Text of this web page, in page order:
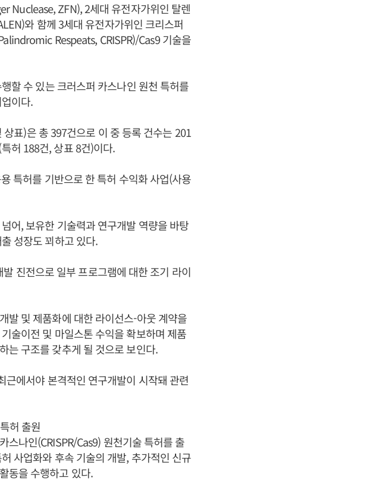
Nuclease, ZFN), 2세대 유전자가위인 탈렌
와 함께 3세대 유전자가위인 크리스퍼
Respeats, CRISPR)/Cas9 기술을
할 수 있는 크러스퍼 카스나인 원천 특허를
이다.
표)은 총 397건으로 이 중 등록 건수는 201
허 188건, 상표 8건)이다.
특허를 기반으로 한 특허 수익화 사업(사용
어, 보유한 기술력과 연구개발 역량을 바탕
성장도 꾀하고 있다.
진전으로 일부 프로그램에 대한 조기 라이
발 및 제품화에 대한 라이선스-아웃 계약을
술이전 및 마일스톤 수익을 확보하며 제품
는 구조를 갖추게 될 것으로 보인다.
에서야 본격적인 연구개발이 시작돼 관련
허 출원
나인(CRISPR/Cas9) 원천기술 특허를 출
사업화와 후속 기술의 개발, 추가적인 신규
동을 수행하고 있다.